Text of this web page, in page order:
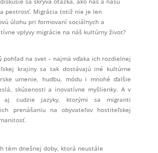
pestrosť. Migrácia totiž nie je len
úlohu pri formovaní sociálnych a
vplyvy migrácie na náš kultúrny život?
pohľad na svet – najmä vďaka ich rozdielnej
krajiny sa tak dostávajú iné kultúrne
umenie, hudbu, módu i mnohé ďalšie
skúsenosti a inovatívne myšlienky. A v
cudzie jazyky, ktorými sa migranti
prenášaniu na obyvateľov hostiteľskej
tém dnešnej doby, ktorá neustále